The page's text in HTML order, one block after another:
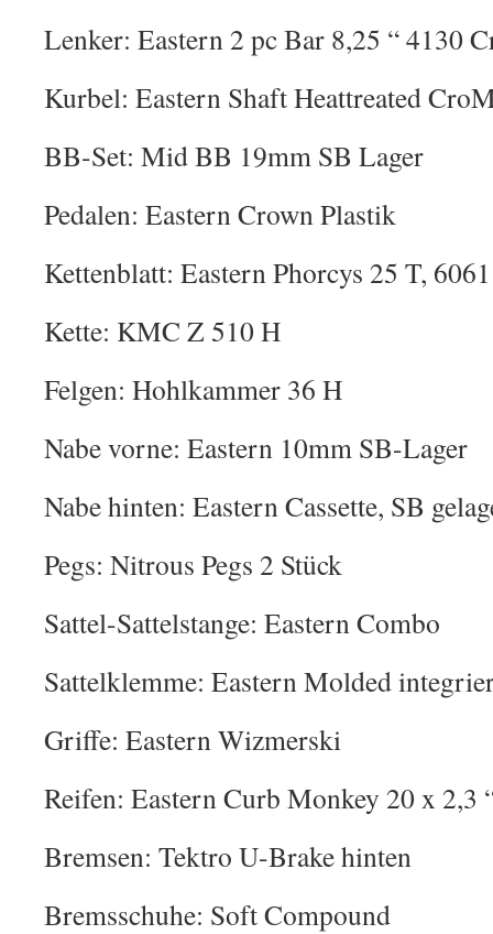
Lenker: Eastern 2 pc Bar 8,25 “ 4130
Kurbel: Eastern Shaft Heattreated
BB-Set: Mid BB 19mm SB Lager
Pedalen: Eastern Crown Plastik
Kettenblatt: Eastern Phorcys 25 T,
Kette: KMC Z 510 H
Felgen: Hohlkammer 36 H
Nabe vorne: Eastern 10mm SB-Lager
Nabe hinten: Eastern Cassette, SB
Pegs: Nitrous Pegs 2 Stück
Sattel-Sattelstange: Eastern Combo
Sattelklemme: Eastern Molded
Griffe: Eastern Wizmerski
Reifen: Eastern Curb Monkey 20 x 2,3
Bremsen: Tektro U-Brake hinten
Bremsschuhe: Soft Compound